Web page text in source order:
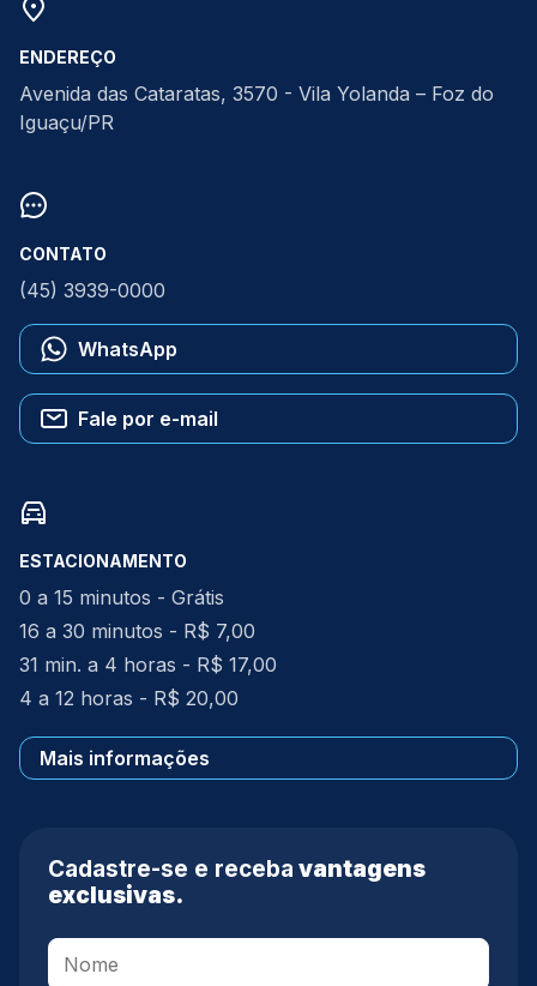
ENDEREÇO
Avenida das Cataratas, 3570 - Vila Yolanda – Foz do
Iguaçu/PR
CONTATO
(45) 3939-0000
WhatsApp
Fale por e-mail
ESTACIONAMENTO
0 a 15 minutos - Grátis
16 a 30 minutos - R$ 7,00
31 min. a 4 horas - R$ 17,00
4 a 12 horas - R$ 20,00
Mais informações
Cadastre-se e receba vantagens
exclusivas.